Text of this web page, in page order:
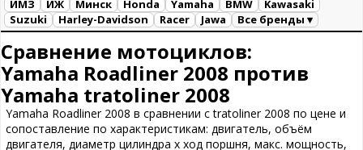
ИМЗ ИЖ Минск Honda Yamaha BMW
Kawasaki
Suzuki
Harley-Davidson Racer Jawa
Все бренды ▾
Сравнение мотоциклов:
Yamaha Roadliner 2008 против
Yamaha tratoliner 2008
Yamaha Roadliner 2008 в сравнении с tratoliner 2008 по цене и
сопоставление по характеристикам: двигатель, объём
двигателя, диаметр цилиндра х ход поршня, макс. мощность,